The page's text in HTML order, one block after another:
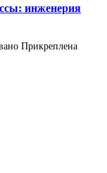
инженерия
Прикреплена